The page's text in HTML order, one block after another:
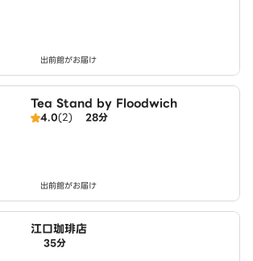
出前館がお届け
Tea Stand by Floodwich
4.0(2) 28分
出前館がお届け
江口珈琲店
35分